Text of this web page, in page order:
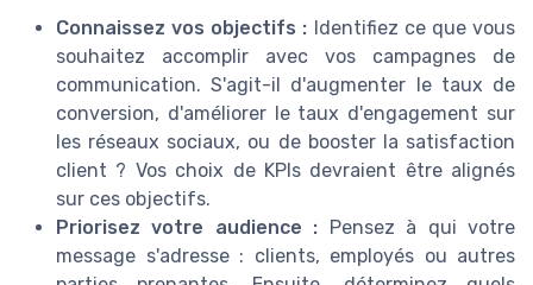
Connaissez vos objectifs : Identifiez ce que vous
souhaitez accomplir avec vos campagnes de
communication. S'agit-il d'augmenter le taux de
conversion, d'améliorer le taux d'engagement sur
les réseaux sociaux, ou de booster la satisfaction
client ? Vos choix de KPIs devraient être alignés
sur ces objectifs.
Priorisez votre audience : Pensez à qui votre
message s'adresse : clients, employés ou autres